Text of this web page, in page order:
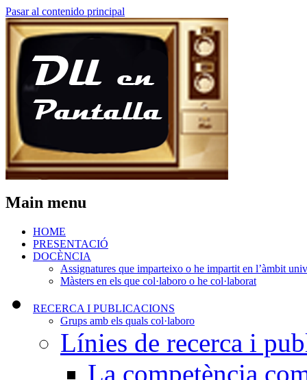
Pasar al contenido principal
Main menu
HOME
PRESENTACIÓ
DOCÈNCIA
Assignatures que imparteixo o he impartit en l’àmbit
Màsters en els que col·laboro o he col·laborat
RECERCA I PUBLICACIONS
Grups amb els quals col·laboro
Línies de recerca i
La competència